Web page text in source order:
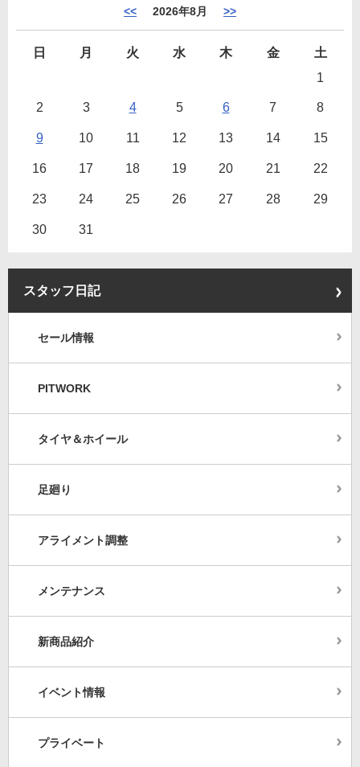
<< 2026年8月 >>
日 月 火 水 木 金
土
1
2 3 4 5 6 7 8
9 10 11 12 13 14 15
16 17 18 19 20 21 22
23 24 25 26 27 28 29
30 31
スタッフ日記
セール情報
PITWORK
タイヤ＆ホイール
足廻り
アライメント調整
メンテナンス
新商品紹介
イベント情報
プライベート